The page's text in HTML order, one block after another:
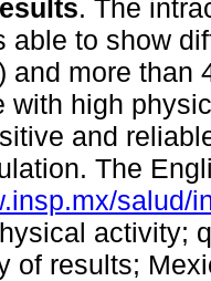
. The
able to show
and more than
with high
and
The
salud/
activity;
of results;